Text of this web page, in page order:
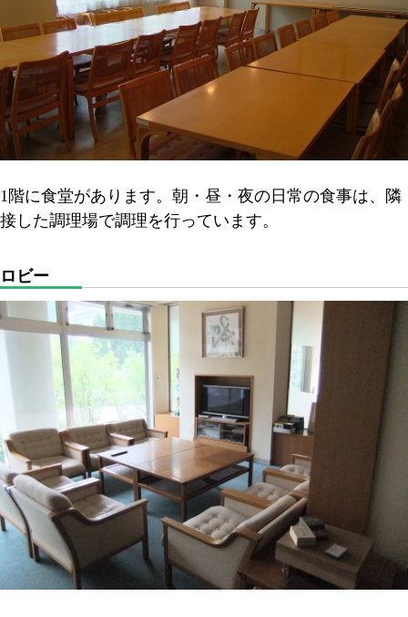
1階に食堂があります。朝・昼・夜の日常の食事は、隣
接した調理場で調理を行っています。
ロビー